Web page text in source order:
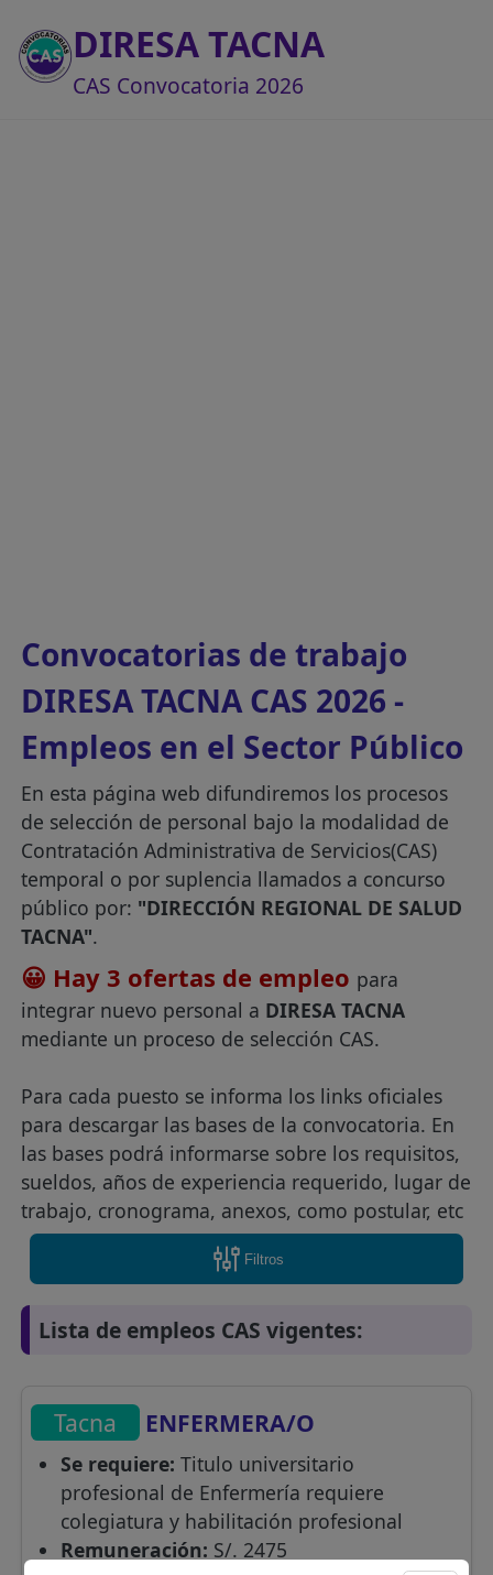
DIRESA TACNA
CAS Convocatoria 2026
Convocatorias de trabajo
DIRESA TACNA CAS 2026 -
Empleos en el Sector Público
En esta página web difundiremos los procesos
de selección de personal bajo la modalidad de
Contratación Administrativa de Servicios(CAS)
temporal o por suplencia llamados a concurso
público por: "DIRECCIÓN REGIONAL DE SALUD
TACNA".
😀 Hay 3 ofertas de empleo para
integrar nuevo personal a DIRESA TACNA
mediante un proceso de selección CAS.
Para cada puesto se informa los links oficiales
para descargar las bases de la convocatoria. En
las bases podrá informarse sobre los requisitos,
sueldos, años de experiencia requerido, lugar de
trabajo, cronograma, anexos, como postular, etc
Filtros
Lista de empleos CAS vigentes:
Tacna ENFERMERA/O
Se requiere: Titulo universitario
profesional de Enfermería requiere
colegiatura y habilitación profesional
Remuneración: S/. 2475